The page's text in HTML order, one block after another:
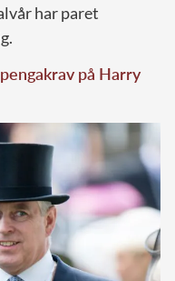
har paret
på Harry